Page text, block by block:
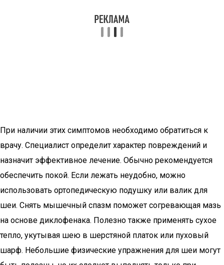
При наличии этих симптомов необходимо обратиться к
врачу. Специалист определит характер повреждений и
назначит эффективное лечение. Обычно рекомендуется
обеспечить покой. Если лежать неудобно, можно
использовать ортопедическую подушку или валик для
шеи. Снять мышечный спазм поможет согревающая мазь
на основе диклофенака. Полезно также применять сухое
тепло, укутывая шею в шерстяной платок или пуховый
шарф. Небольшие физические упражнения для шеи могут